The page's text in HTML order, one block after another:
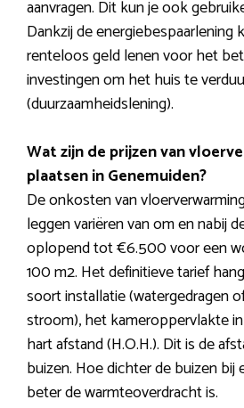
aanvragen. Dit kun je ook
Dankzij de energiebespaarlening
renteloos geld lenen voor het
investingen om het huis te
(duurzaamheidslening).
Wat zijn de prijzen van
plaatsen in Genemuiden?
De onkosten van
leggen variëren van om en nabij
oplopend tot €6.500 voor een
100 m2. Het definitieve tarief
soort installatie (watergedragen
stroom), het kameroppervlakte
hart afstand (H.O.H.). Dit is de
buizen. Hoe dichter de buizen bij
beter de warmteoverdracht is.